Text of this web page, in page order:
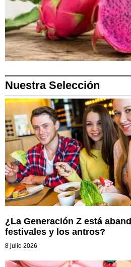
Nuestra Selección
¿La Generación Z está
festivales y los antros?
8 julio 2026